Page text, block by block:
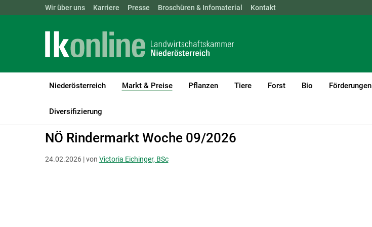
Landwirtschaftskammern: ÖSTERREICH BGLD KTN NÖ OÖ SBG
Wir über uns Karriere Presse Broschüren & Infomaterial Kontakt
Niederösterreich Markt & Preise
(current)1
Pflanzen Tiere Forst Bio Förderungen
Diversifizierung
LK Niederösterreich
NÖ Rindermarkt Woche 09/2026
24.02.2026 | von Victoria Eichinger, BSc